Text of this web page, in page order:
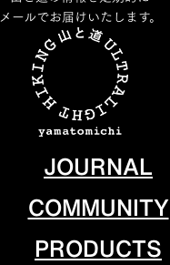
メールでお届けいたします。
JOURNAL
COMMUNITY
PRODUCTS